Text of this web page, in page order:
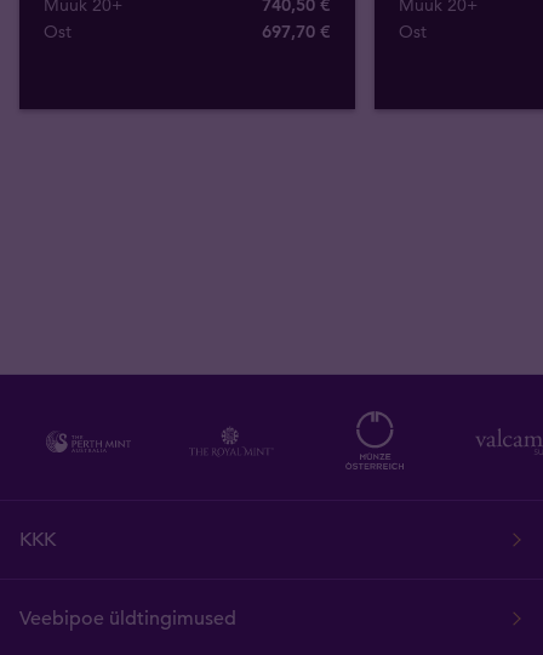
Müük 20+
740,50 €
Ost
697,70 €
Müük 20+
Ost
KKK
Veebipoe üldtingimused